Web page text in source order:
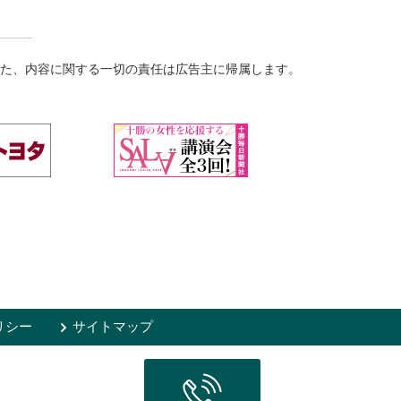
内容に関する一切の責任は広告主に帰属します。
シー サイトマップ